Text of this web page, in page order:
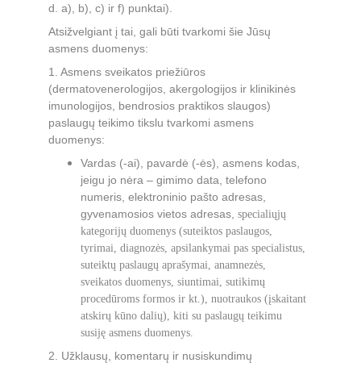
d. a), b), c) ir f) punktai).
Atsižvelgiant į tai, gali būti tvarkomi šie Jūsų
asmens duomenys:
1. Asmens sveikatos priežiūros
(dermatovenerologijos, akergologijos ir klinikinės
imunologijos, bendrosios praktikos slaugos)
paslaugų teikimo tikslu tvarkomi asmens
duomenys:
Vardas (-ai), pavardė (-ės), asmens kodas,
jeigu jo nėra – gimimo data, telefono
numeris, elektroninio pašto adresas,
gyvenamosios vietos adresas, specialiųjų
kategorijų duomenys (suteiktos paslaugos,
tyrimai, diagnozės, apsilankymai pas specialistus,
suteiktų paslaugų aprašymai, anamnezės,
sveikatos duomenys, siuntimai, sutikimų
procedūroms formos ir kt.), nuotraukos (įskaitant
atskirų kūno dalių), kiti su paslaugų teikimu
susiję asmens duomenys.
2. Užklausų, komentarų ir nusiskundimų